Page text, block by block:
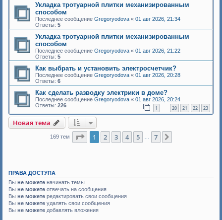
Укладка тротуарной плитки механизированным
способом
Последнее сообщение Gregoryodova « 01 авг 2026, 21:34
Ответы: 5
Укладка тротуарной плитки механизированным
способом
Последнее сообщение Gregoryodova « 01 авг 2026, 21:22
Ответы: 5
Как выбрать и установить электросчетчик?
Последнее сообщение Gregoryodova « 01 авг 2026, 20:28
Ответы: 6
Как сделать разводку электрики в доме?
Последнее сообщение Gregoryodova « 01 авг 2026, 20:24
Ответы: 226 1 20 21 22 23
Новая тема
169 тем Страница из
1 2 3 4 5 … 7
ПРАВА ДОСТУПА
Вы не можете начинать темы
Вы не можете отвечать на сообщения
Вы не можете редактировать свои сообщения
Вы не можете удалять свои сообщения
Вы не можете добавлять вложения